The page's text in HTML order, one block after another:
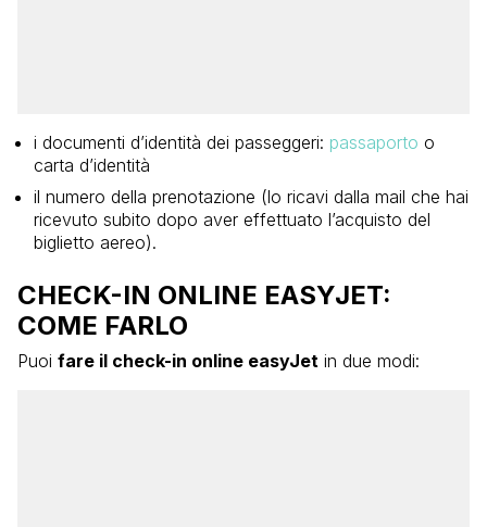
i documenti d’identità dei passeggeri: passaporto o
carta d’identità
il numero della prenotazione (lo ricavi dalla mail che hai
ricevuto subito dopo aver effettuato l’acquisto del
biglietto aereo).
CHECK-IN ONLINE EASYJET:
COME FARLO
Puoi fare il check-in online easyJet in due modi: